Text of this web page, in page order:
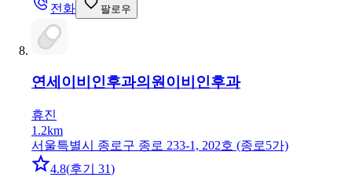
전화 팔로우
연세이비인후과의원이비인후과
휴진
1.2km
서울특별시 종로구 종로 233-1, 202호 (종로5가)
4.8(후기 31)